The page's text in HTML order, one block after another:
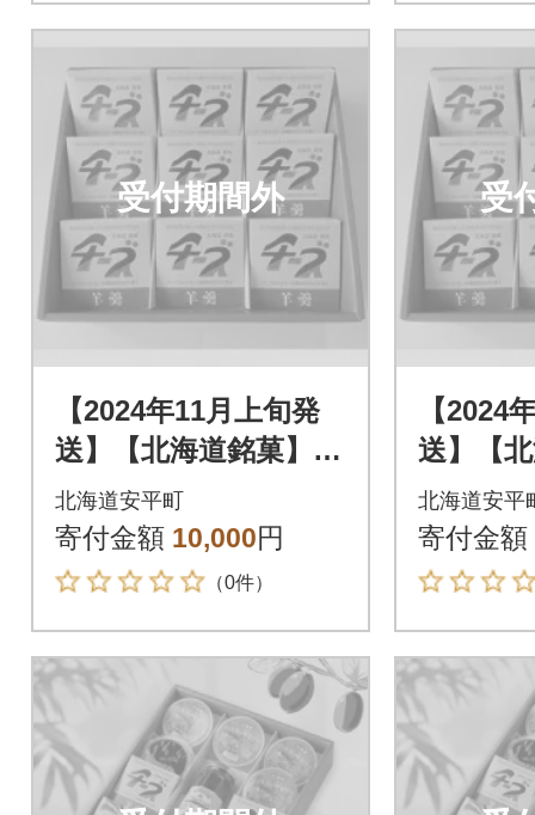
受付期間外
【2024年11月上旬発
送】【北海道銘菓】チ
ーズようかんギフ
ト 9個入(化粧箱)
北海道安平町
寄付金額 10,000円
（0件）
受
【2024
送】【
ーズよ
ト 9個
北海道安平
寄付金額